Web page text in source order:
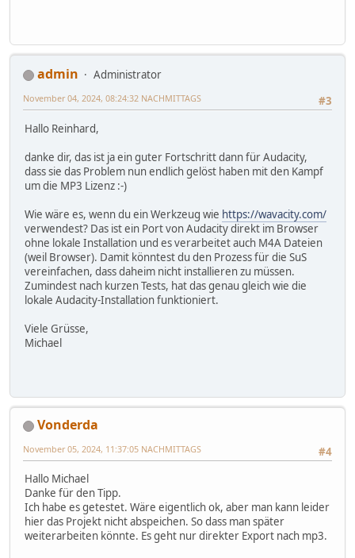
admin
Administrator
#3
November 04, 2024, 08:24:32 NACHMITTAGS
Hallo Reinhard,
danke dir, das ist ja ein guter Fortschritt dann für Audacity,
dass sie das Problem nun endlich gelöst haben mit den Kampf
um die MP3 Lizenz :-)
Wie wäre es, wenn du ein Werkzeug wie https://wavacity.com/
verwendest? Das ist ein Port von Audacity direkt im Browser
ohne lokale Installation und es verarbeitet auch M4A Dateien
(weil Browser). Damit könntest du den Prozess für die SuS
vereinfachen, dass daheim nicht installieren zu müssen.
Zumindest nach kurzen Tests, hat das genau gleich wie die
lokale Audacity-Installation funktioniert.
Viele Grüsse,
Michael
Vonderda
#4
November 05, 2024, 11:37:05 NACHMITTAGS
Hallo Michael
Danke für den Tipp.
Ich habe es getestet. Wäre eigentlich ok, aber man kann leider
hier das Projekt nicht abspeichen. So dass man später
weiterarbeiten könnte. Es geht nur direkter Export nach mp3.